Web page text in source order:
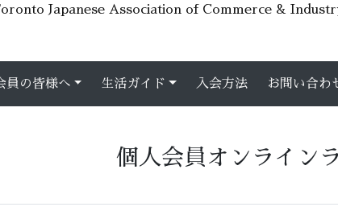
Japanese Association of Commerce &
員の皆様へ 生活ガイド 入会方法 お問い合わ
個人会員オンライン